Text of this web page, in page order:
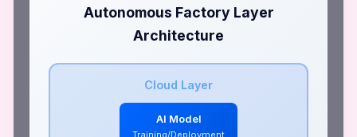
Autonomous Factory Layer
Architecture
Cloud Layer
AI Model
Training/Deployment